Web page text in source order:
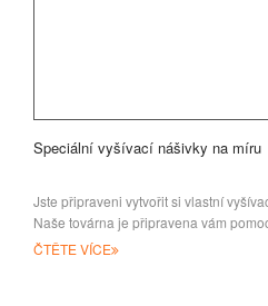
Speciální vyšívací nášivky na míru
Jste připraveni vytvořit si vlastní
Naše továrna je připravena vám
ČTĚTE VÍCE